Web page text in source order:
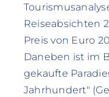
Reiseabsichten
Preis von Euro
Daneben ist im
gekaufte
Jahrhundert"